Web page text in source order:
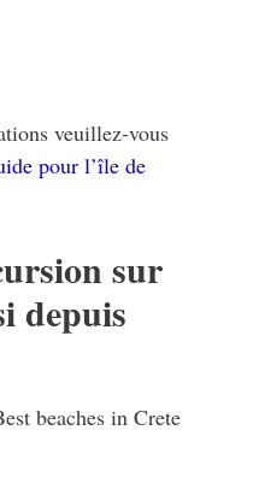
veuillez-vous
pour l’île de
sur
depuis